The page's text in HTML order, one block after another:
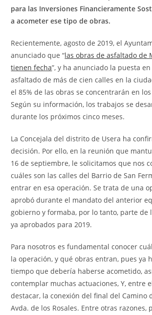
para las Inversiones Financieramente
a acometer ese tipo de obras.
Recientemente, agosto de 2019, el
anunciado que “las obras de asfaltado de
tienen fecha”, y ha anunciado la puesta
asfaltado de más de cien calles en la
el 85% de las obras se concentrarán en
Según su información, los trabajos se
durante los próximos cinco meses.
La Concejala del distrito de Usera ha
decisión. Por ello, en la reunión que
16 de septiembre, le solicitamos que nos
cuáles son las calles del Barrio de San
entrar en esa operación. Se trata de una
aprobó durante el mandato del anterior
gobierno y formaba, por lo tanto, parte de
ya aprobados para 2019.
Para nosotros es fundamental conocer
la operación, y qué obras entran, pues ya
tiempo que debería haberse acometido,
contemplar muchas actuaciones, Y, entre
destacar, la conexión del final del Camino
Avda. de los Rosales. Entre otras razones,